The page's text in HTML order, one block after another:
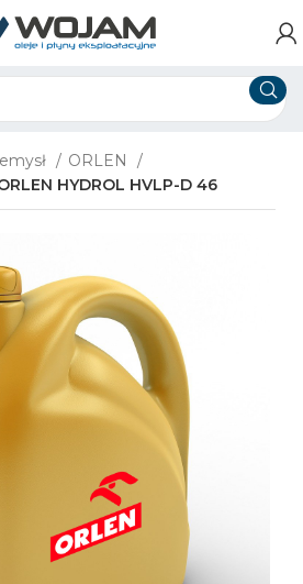
ORLEN
​HYDROL HVLP-D​ 46